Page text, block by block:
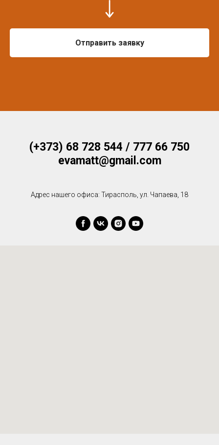
Отправить заявку
(+373) 68 728 544 / 777 66 750
evamatt@gmail.com
Адрес нашего офиса: Тирасполь, ул. Чапаева, 18